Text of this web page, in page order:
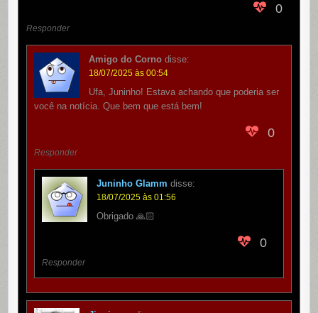
0
Responder
Amigo do Corno disse:
18/07/2025 às 00:54
Ufa, Juninho! Estava achando que poderia ser
você na notícia. Que bem que está bem!
0
Responder
Juninho Glamm disse:
18/07/2025 às 01:56
Obrigado 🙏🏻
0
Responder